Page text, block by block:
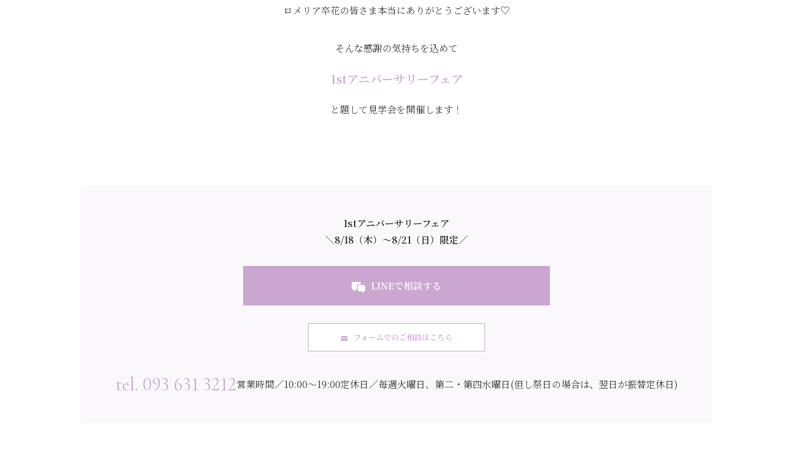
ロメリア卒花の皆さま本当にありがとうございます♡
そんな感謝の気持ちを込めて
1stアニバーサリーフェア
と題して見学会を開催します！
1stアニバーサリーフェア
＼8/18（木）〜8/21（日）限定／
LINEで相談する
フォームでのご相談はこちら
tel. 093 631 3212営業時間／10:00～19:00定休日／毎週火曜日、第二・第四水曜日(但し祭日の場合は、翌日が振替定休日)